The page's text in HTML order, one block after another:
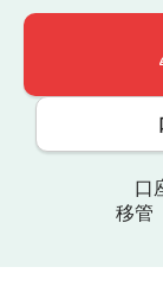
口
移管